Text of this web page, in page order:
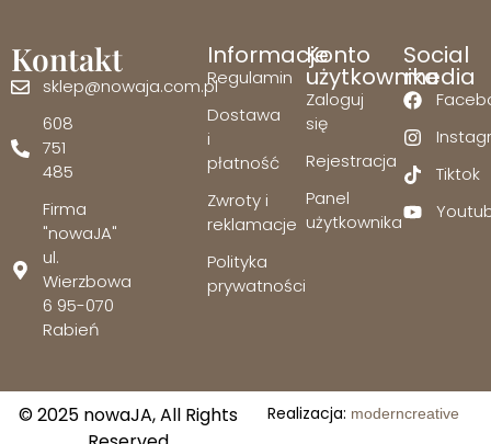
Kontakt
sklep@nowaja.com.pl
608
751
485
Firma
"nowaJA"
ul.
Wierzbowa
6 95-070
Rabień
Informacje
Regulamin
Dostawa
i
płatność
Zwroty i
reklamacje
Polityka
prywatności
Konto
użytkownika
Zaloguj
się
Rejestracja
Panel
użytkownika
Social
media
Tiktok
© 2025 nowaJA, All Rights
Realizacja: moderncreative